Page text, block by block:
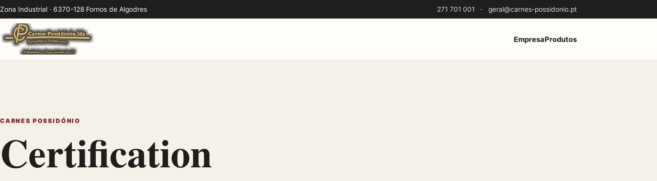
Zona Industrial · 6370-128 Fornos de Algodres 271 701 001 · geral@carnes-possidonio.pt
EmpresaProdutos
CARNES POSSIDÓNIO
Certification